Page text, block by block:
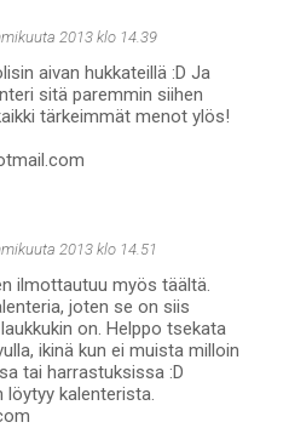
2013 klo 14.39
aivan hukkateillä :D Ja
sitä paremmin siihen
tärkeimmät menot ylös!
2013 klo 14.51
ilmottautuu myös täältä.
joten se on siis
on. Helppo tsekata
ikinä kun ei muista milloin
tai harrastuksissa :D
löytyy kalenterista.